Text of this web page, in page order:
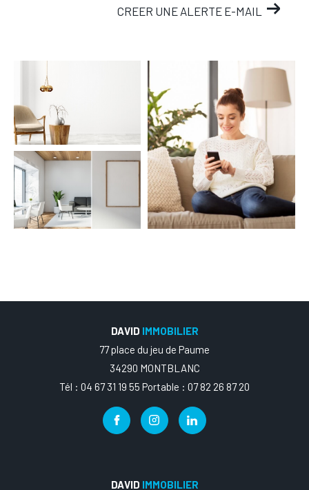
CREER UNE ALERTE E-MAIL
DAVID IMMOBILIER
77 place du jeu de Paume
34290 MONTBLANC
Tél : 04 67 31 19 55 Portable : 07 82 26 87 20
DAVID IMMOBILIER